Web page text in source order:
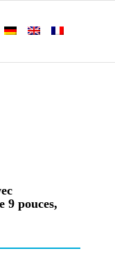
9 pouces,